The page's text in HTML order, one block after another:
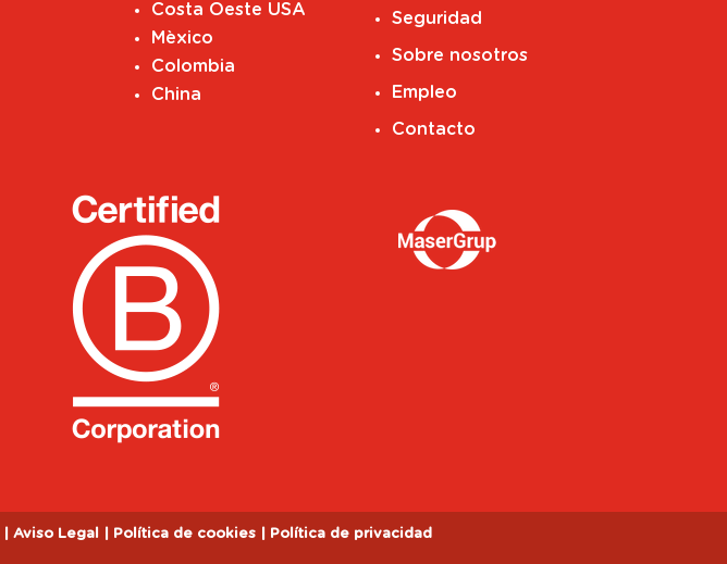
Costa Oeste USA
Mèxico
Colombia
China
Seguridad
Sobre nosotros
Empleo
Contacto
|Aviso Legal Política de cookies Política de privacidad